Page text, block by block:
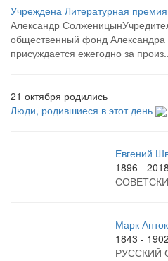
Учреждена Литературная
Александр
общественный фонд
присуждается ежегодно за
21 октября родились
Люди, родившиеся в этот день
Евгений
1896 -
Марк
1843 -
РУССКИЙ